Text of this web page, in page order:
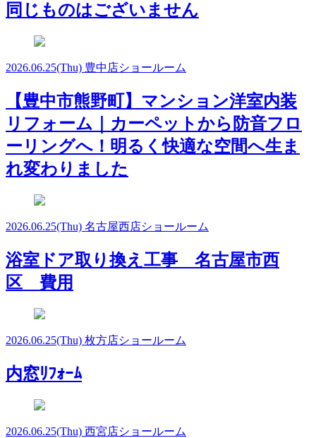
同じものはございません
2026.06.25(Thu) 豊中店ショールーム
【豊中市熊野町】マンション洋室内装
リフォーム｜カーペットから防音フロ
ーリングへ！明るく快適な空間へ生ま
れ変わりました
2026.06.25(Thu) 名古屋西店ショールーム
浴室ドア取り換え工事 名古屋市西
区 費用
2026.06.25(Thu) 枚方店ショールーム
内窓ﾘﾌｫｰﾑ
2026.06.25(Thu) 西宮店ショールーム